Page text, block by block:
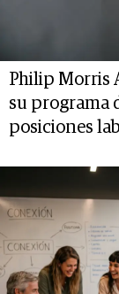
Philip Morris
su programa
posiciones